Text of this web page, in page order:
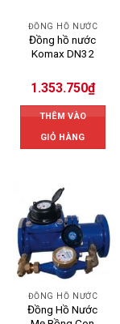
ĐỒNG HỒ NƯỚC
Đồng hồ nước
Komax DN32
1.353.750₫
THÊM VÀO
GIỎ HÀNG
ĐỒNG HỒ NƯỚC
Đồng Hồ Nước